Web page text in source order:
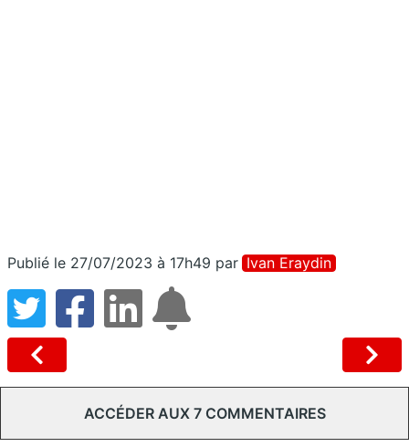
Publié le 27/07/2023 à 17h49 par Ivan Eraydin
ACCÉDER AUX 7 COMMENTAIRES